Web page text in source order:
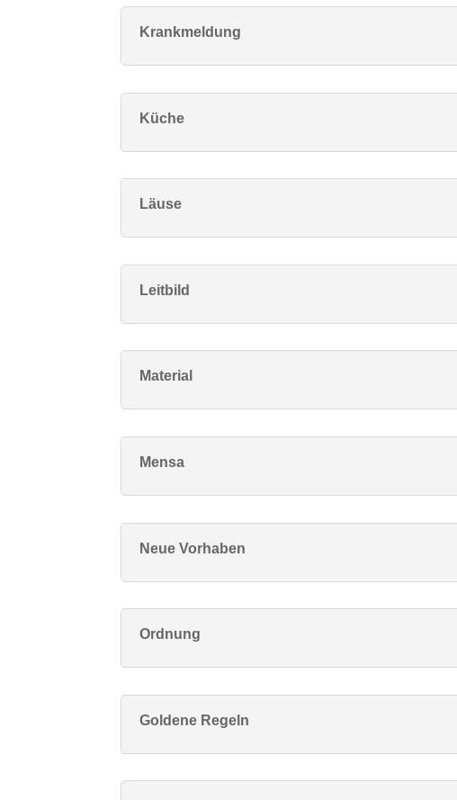
Krankmeldung
Küche
Läuse
Leitbild
Material
Mensa
Neue Vorhaben
Ordnung
Goldene Regeln